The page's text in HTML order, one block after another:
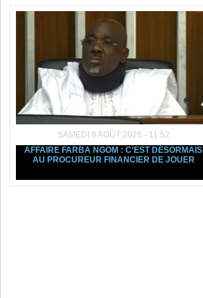
SAMEDI 8 AOÛT 2026 - 11:52
AFFAIRE FARBA NGOM : C’EST DÉSORMAIS
AU PROCUREUR FINANCIER DE JOUER